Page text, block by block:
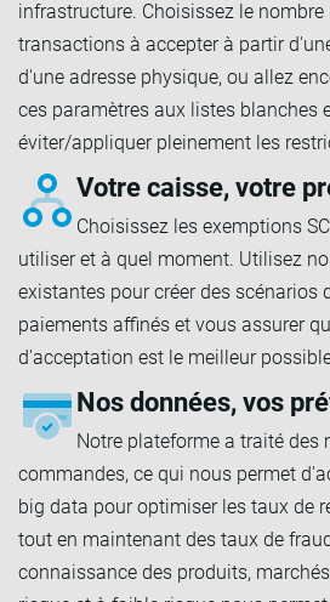
infrastructure. Choisissez le
transactions à accepter à partir
d'une adresse physique, ou allez
ces paramètres aux listes blanches
éviter/appliquer pleinement les
Votre caisse, votre
Choisissez les exemptions
utiliser et à quel moment. Utilisez
existantes pour créer des scénarios
paiements affinés et vous assurer
d'acceptation est le meilleur
Nos données, vos
Notre plateforme a traité des
commandes, ce qui nous permet
big data pour optimiser les taux de
tout en maintenant des taux de
connaissance des produits,